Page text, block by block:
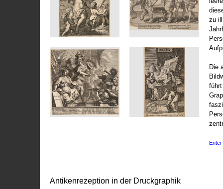
zu
Die
Enter
Antikenrezeption in der Druckgraphik